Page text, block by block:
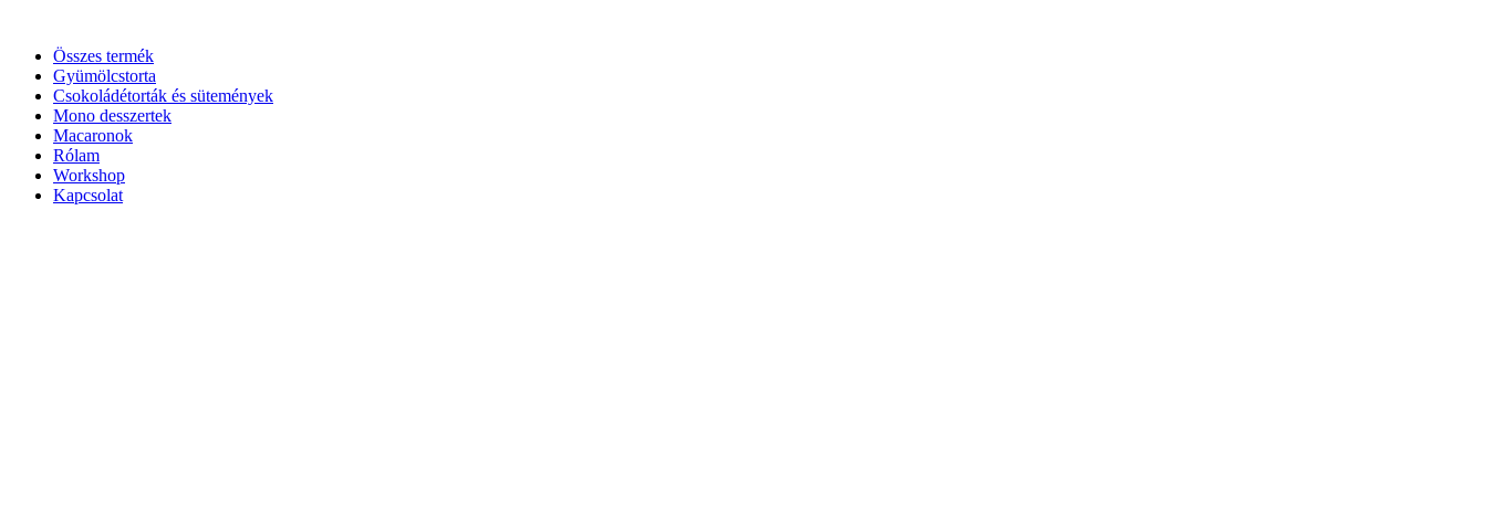
tartalomhozÖsszes termék
Gyümölcstorta
Csokoládétorták és sütemények
Mono desszertek
Macaronok
Rólam
Workshop
Kapcsolat